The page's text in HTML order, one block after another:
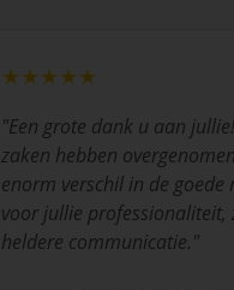
★★★★★
"Een grote dank u aan
zaken hebben
enorm verschil in de goede
voor jullie professionaliteit,
heldere communicatie."